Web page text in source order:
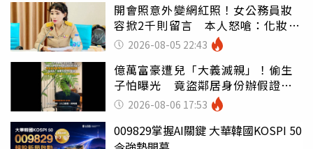
開會照意外變網紅照！女公務員妝
容掀2千則留言 本人怒嗆：化妝有
錯嗎2026-08-05 22:43
億萬富豪遭兒「大義滅親」！偷生
子怕曝光 竟盜鄰居身份辦假證落
戶 2026-08-06 17:53
009829掌握AI關鍵 大華韓國KOSPI 50